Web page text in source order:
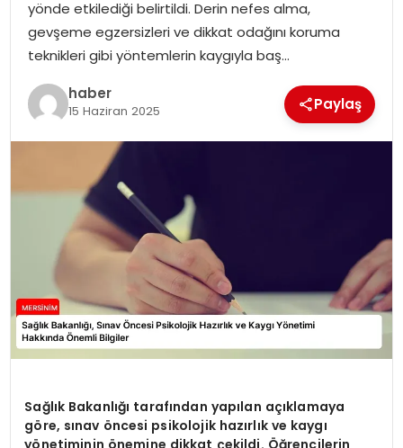
OTOMOBIL
yönde etkilediği belirtildi. Derin nefes alma,
gevşeme egzersizleri ve dikkat odağını koruma
teknikleri gibi yöntemlerin kaygıyla baş…
haber
15 Haziran 2025 Paylaş
Sağlık Bakanlığı tarafından yapılan açıklamaya
göre, sınav öncesi psikolojik hazırlık ve kaygı
yönetiminin önemine dikkat çekildi. Öğrencilerin